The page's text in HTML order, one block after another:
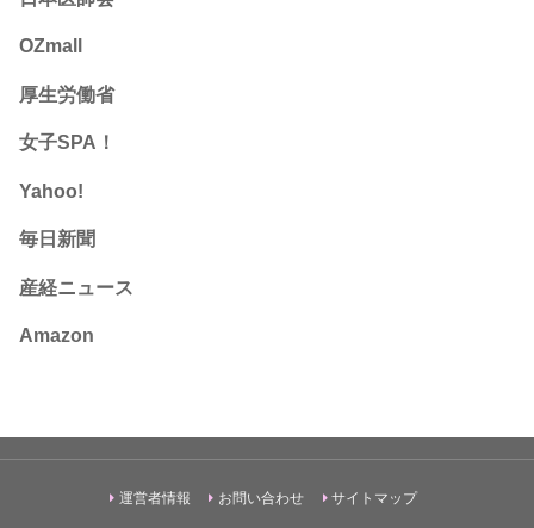
OZmall
厚生労働省
女子SPA！
Yahoo!
毎日新聞
産経ニュース
Amazon
運営者情報 お問い合わせ サイトマップ